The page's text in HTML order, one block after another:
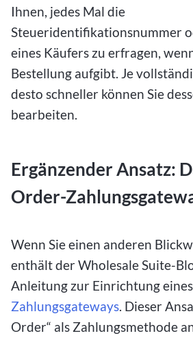
Ihnen, jedes Mal die
Steueridentifikationsnummer
eines Käufers zu erfragen,
Bestellung aufgibt. Je
desto schneller können Sie
bearbeiten.
Ergänzender Ansatz:
Order-
Wenn Sie einen anderen
enthält der Wholesale Suite-
Anleitung zur Einrichtung eines
Zahlungsgateways. Dieser
Order“ als Zahlungsmethode